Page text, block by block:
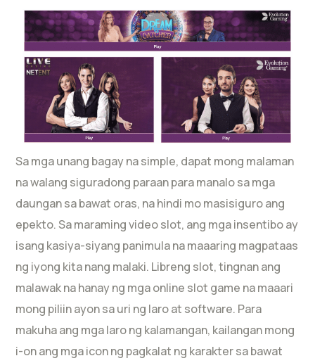
Sa mga unang bagay na simple, dapat mong malaman
na walang siguradong paraan para manalo sa mga
daungan sa bawat oras, na hindi mo masisiguro ang
epekto. Sa maraming video slot, ang mga insentibo ay
isang kasiya-siyang panimula na maaaring magpataas
ng iyong kita nang malaki. Libreng slot, tingnan ang
malawak na hanay ng mga online slot game na maaari
mong piliin ayon sa uri ng laro at software. Para
makuha ang mga laro ng kalamangan, kailangan mong
i-on ang mga icon ng pagkalat ng karakter sa bawat